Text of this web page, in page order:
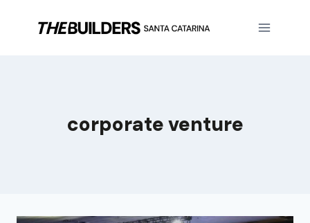
corporate venture